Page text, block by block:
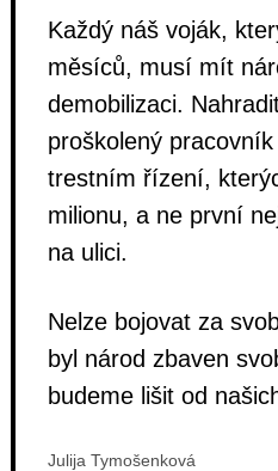
Každý náš voják,
měsíců, musí mít
demobilizaci.
proškolený
trestním řízení,
milionu, a ne první
na ulici.
Nelze bojovat za
byl národ zbaven
budeme lišit od
Julija Tymošenková